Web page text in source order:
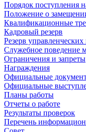
Порядок поступления
Положение о
Квалификационные
Кадровый резерв
Резерв управленческих
Служебное поведение
Ограничения и запреты
Награждения
Официальные
Официальные
Планы работы
Отчеты о работе
Результаты проверок
Перечень